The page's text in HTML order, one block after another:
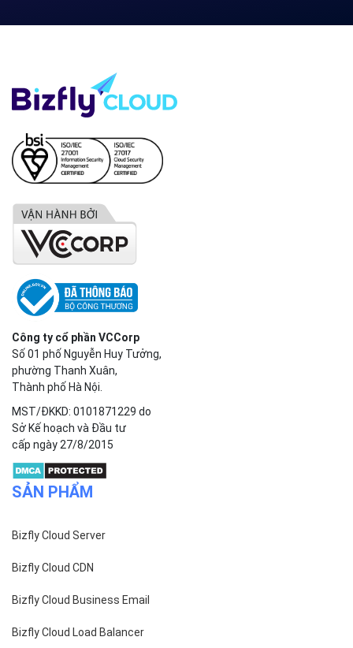
Công ty cổ phần VCCorp
Số 01 phố Nguyễn Huy Tưởng,
phường Thanh Xuân,
Thành phố Hà Nội.
MST/ĐKKD: 0101871229 do
Sở Kế hoạch và Đầu tư
cấp ngày 27/8/2015
SẢN PHẨM
Bizfly Cloud Server
Bizfly Cloud CDN
Bizfly Cloud Business Email
Bizfly Cloud Load Balancer